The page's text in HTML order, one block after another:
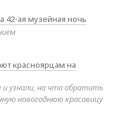
42-ая музейная ночь
красноярцам на
узнали, на что обратить
новогоднюю красавицу